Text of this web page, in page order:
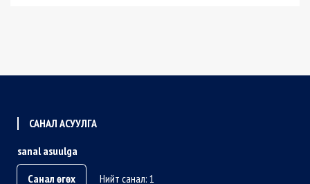
САНАЛ АСУУЛГА
sanal asuulga
Санал өгөх
Нийт санал: 1